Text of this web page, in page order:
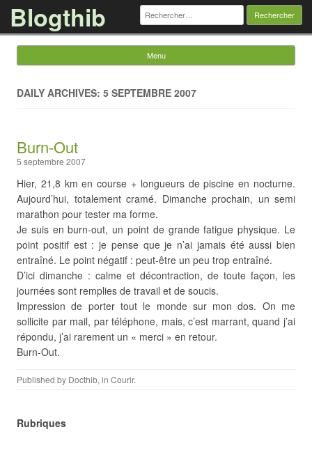
Blogthib Rechercher :
Menu
DAILY ARCHIVES: 5 SEPTEMBRE 2007
Burn-Out
5 septembre 2007
Hier, 21,8 km en course + longueurs de piscine en nocturne.
Aujourd’hui, totalement cramé. Dimanche prochain, un semi
marathon pour tester ma forme.
Je suis en burn-out, un point de grande fatigue physique. Le
point positif est : je pense que je n’ai jamais été aussi bien
entraîné. Le point négatif : peut-être un peu trop entraîné.
D’ici dimanche : calme et décontraction, de toute façon, les
journées sont remplies de travail et de soucis.
Impression de porter tout le monde sur mon dos. On me
sollicite par mail, par téléphone, mais, c’est marrant, quand j’ai
répondu, j’ai rarement un « merci » en retour.
Burn-Out.
Published by Docthib, in Courir.
Rubriques